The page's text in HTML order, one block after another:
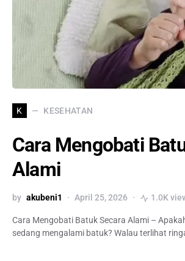
K KESEHATAN
Cara Mengobati
Alami
by akubeni1 April 25, 2026 1.0K
Cara Mengobati Batuk Secara Alami –
sedang mengalami batuk? Walau terlihat